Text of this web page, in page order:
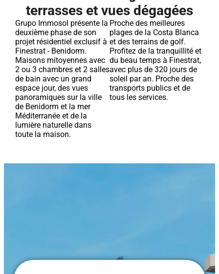
terrasses et vues dégagées
Grupo Immosol présente la
deuxième phase de son
projet résidentiel exclusif à
Finestrat - Benidorm.
Maisons mitoyennes avec
2 ou 3 chambres et 2 salles
de bain avec un grand
espace jour, des vues
panoramiques sur la ville
de Benidorm et la mer
Méditerranée et de la
lumière naturelle dans
toute la maison.
Proche des meilleures
plages de la Costa Blanca
et des terrains de golf.
Profitez de la tranquillité et
du beau temps à Finestrat,
avec plus de 320 jours de
soleil par an. Proche des
transports publics et de
tous les services.